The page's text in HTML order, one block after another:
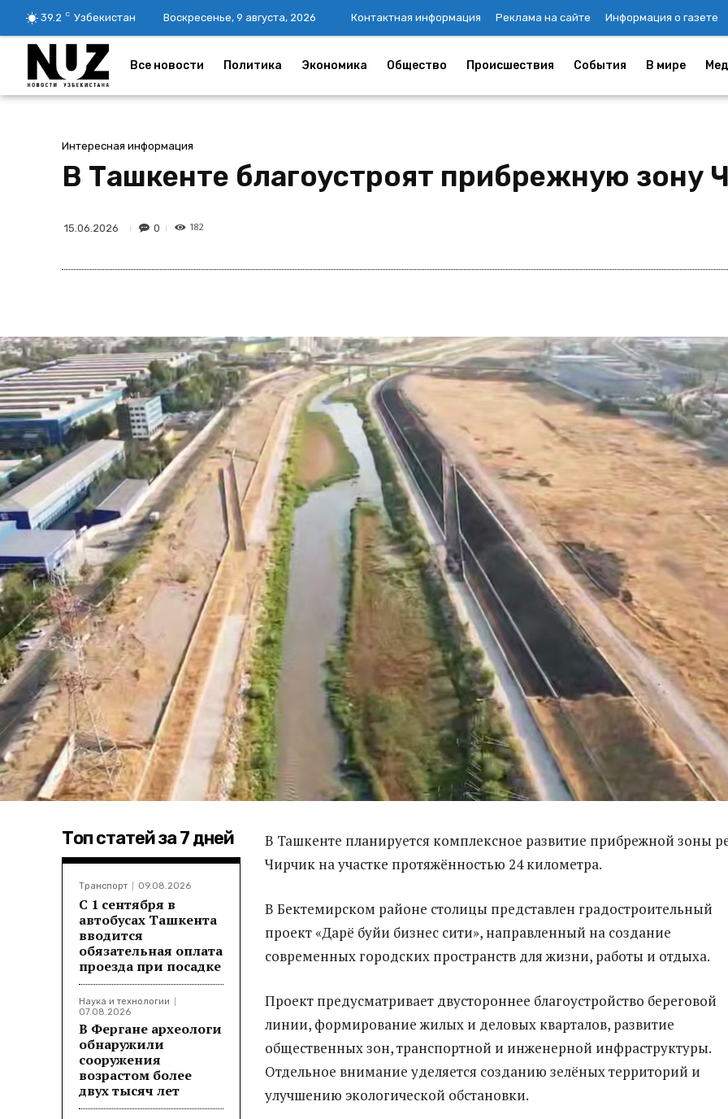
39.2 C Узбекистан Воскресенье, 9 августа, 2026 Контактная информация Реклама на сайте Информация о газете
Все новости Политика Экономика Общество Происшествия События В мире
Интересная информация
В Ташкенте благоустроят прибрежную зону
15.06.2026 0 182
Топ статей за 7 дней
Транспорт 09.08.2026
С 1 сентября в
автобусах Ташкента
вводится
обязательная оплата
проезда при посадке
Наука и технологии
07.08.2026
В Фергане археологи
обнаружили
сооружения
возрастом более
двух тысяч лет
В Ташкенте планируется комплексное развитие прибрежной зоны
Чирчик на участке протяжённостью 24 километра.
В Бектемирском районе столицы представлен градостроительный
проект «Дарё буйи бизнес сити», направленный на создание
современных городских пространств для жизни, работы и отдыха.
Проект предусматривает двустороннее благоустройство береговой
линии, формирование жилых и деловых кварталов, развитие
общественных зон, транспортной и инженерной инфраструктуры.
Отдельное внимание уделяется созданию зелёных территорий и
улучшению экологической обстановки.